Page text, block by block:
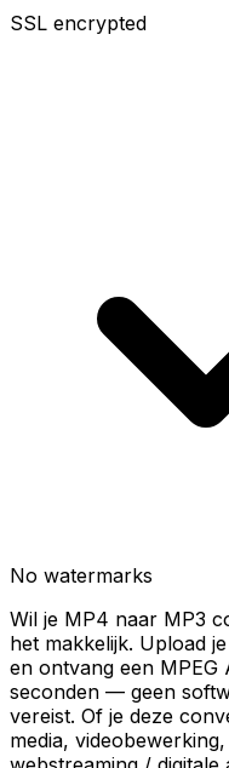
SSL encrypted
No watermarks
Wil je MP4 naar MP3
het makkelijk. Upload
en ontvang een MPEG
seconden — geen
vereist. Of je deze
media,